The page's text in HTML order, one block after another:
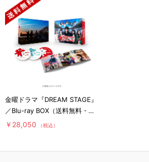
金曜ドラマ『DREAM STAGE』
／Blu-ray BOX（送料無料・3
枚組）
￥28,050 （税込）